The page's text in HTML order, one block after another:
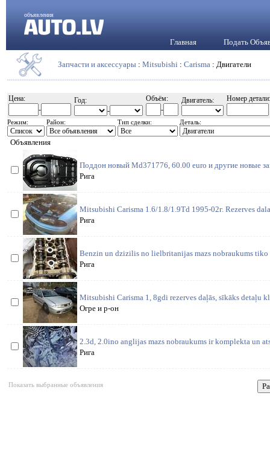
объявления
Главная Подать
Запчасти и аксессуары : Mitsubishi : Carisma : Двигатели
Цена:
-
Год:
-
Объём:
-
Двигатель: Номер детали:
Режим: Район: Тип сделки: Деталь:
Объявления
Поддон новый Md371776, 60.00 euro и другие новые
Рига
Mitsubishi Carisma 1.6/1.8/1.9Td 1995-02г. Rezerves
Рига
Benzin un dzizilis no lielbritanijas mazs nobraukums tiko
Рига
Mitsubishi Carisma 1, 8gdi rezerves daļās, sīkāks detaļu
Огре и р-он
2.3d, 2.0ino anglijas mazs nobraukums ir komplekta un
Рига
Показать выбранные объявления